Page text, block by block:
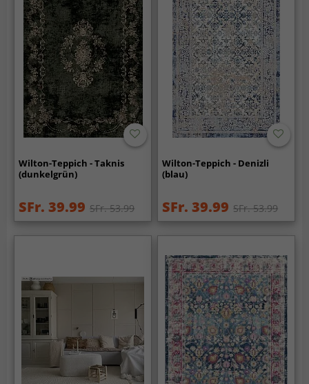
Wilton-Teppich - Taknis
(dunkelgrün)
SFr. 39.99 SFr. 53.99
Wilton-Teppich - Denizli
(blau)
SFr. 39.99 SFr. 53.99